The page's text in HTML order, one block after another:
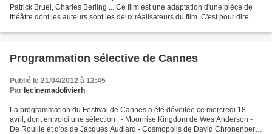
Patrick Bruel, Charles Berling ... Ce film est une adaptation d'une pièce de
théâtre dont les auteurs sont les deux réalisateurs du film. C'est pour dire
Programmation sélective de Cannes
Publié le 21/04/2012 à 12:45
Par lecinemadolivierh
La programmation du Festival de Cannes a été dévoilée ce mercredi 18
avril, dont en voici une sélection : - Moonrise Kingdom de Wes Anderson -
De Rouille et d'os de Jacques Audiard - Cosmopolis de David Chronenberg